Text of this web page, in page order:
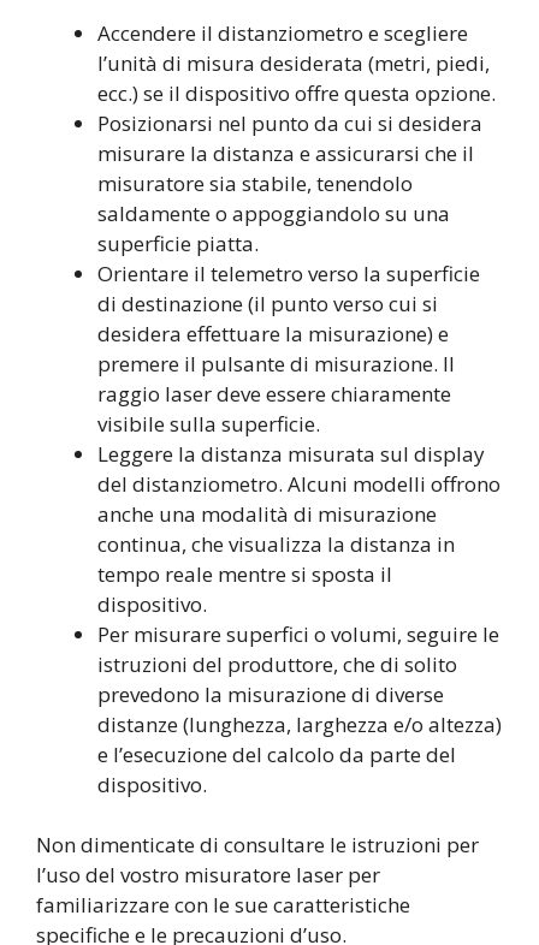
Accendere il distanziometro e scegliere
l’unità di misura desiderata (metri, piedi,
ecc.) se il dispositivo offre questa opzione.
Posizionarsi nel punto da cui si desidera
misurare la distanza e assicurarsi che il
misuratore sia stabile, tenendolo
saldamente o appoggiandolo su una
superficie piatta.
Orientare il telemetro verso la superficie
di destinazione (il punto verso cui si
desidera effettuare la misurazione) e
premere il pulsante di misurazione. Il
raggio laser deve essere chiaramente
visibile sulla superficie.
Leggere la distanza misurata sul display
del distanziometro. Alcuni modelli offrono
anche una modalità di misurazione
continua, che visualizza la distanza in
tempo reale mentre si sposta il
dispositivo.
Per misurare superfici o volumi, seguire le
istruzioni del produttore, che di solito
prevedono la misurazione di diverse
distanze (lunghezza, larghezza e/o altezza)
e l’esecuzione del calcolo da parte del
dispositivo.
Non dimenticate di consultare le istruzioni per
l’uso del vostro misuratore laser per
familiarizzare con le sue caratteristiche
specifiche e le precauzioni d’uso.